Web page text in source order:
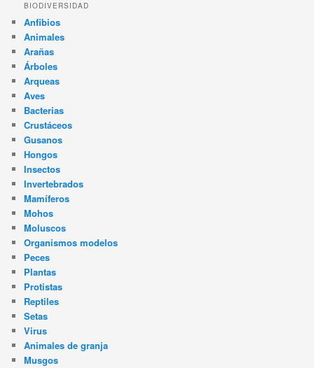
BIODIVERSIDAD
Anfibios
Animales
Arañas
Árboles
Arqueas
Aves
Bacterias
Crustáceos
Gusanos
Hongos
Insectos
Invertebrados
Mamíferos
Mohos
Moluscos
Organismos modelos
Peces
Plantas
Protistas
Reptiles
Setas
Virus
Animales de granja
Musgos